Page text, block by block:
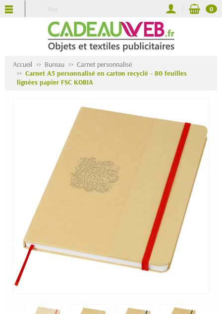
Blog 0
Accueil Bureau
Carnet personnalisé
Carnet A5 personnalisé en carton recyclé - 80 feuilles
lignées papier FSC KORIA